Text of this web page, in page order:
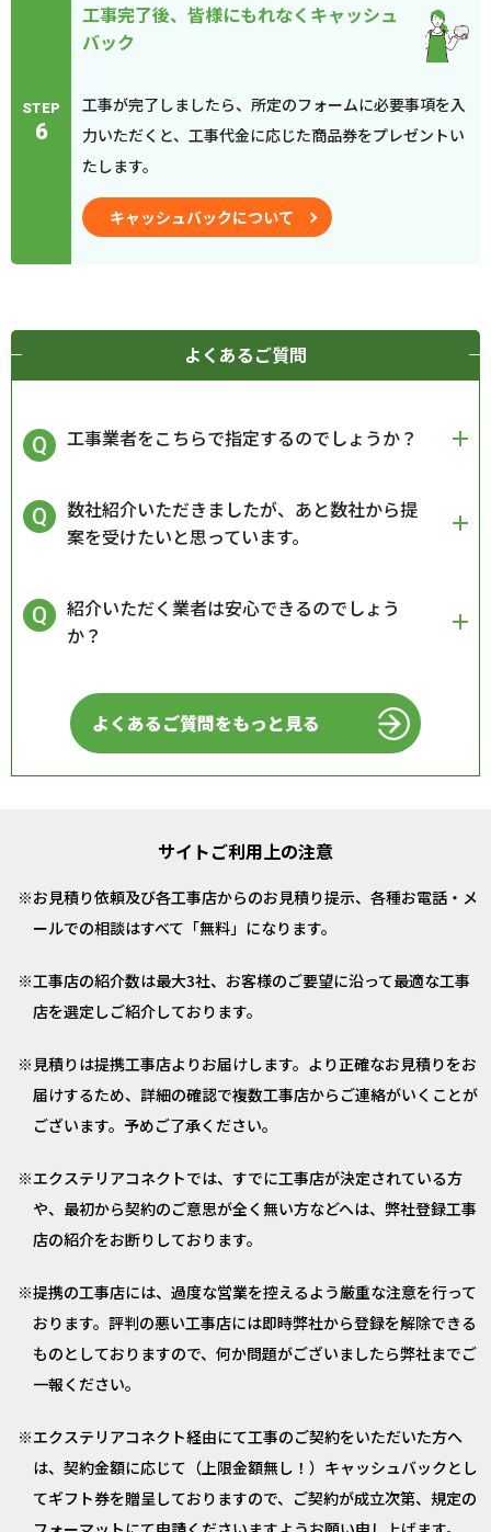
STEP
6
工事完了後、皆様にもれなくキャッシュ
バック
工事が完了しましたら、所定のフォームに必要事項を入
力いただくと、工事代金に応じた商品券をプレゼントい
たします。
キャッシュバックについて
よくあるご質問
工事業者をこちらで指定するのでしょうか？
数社紹介いただきましたが、あと数社から提
案を受けたいと思っています。
紹介いただく業者は安心できるのでしょう
か？
よくあるご質問をもっと見る
サイトご利用上の注意
お見積り依頼及び各工事店からのお見積り提示、各種お電話・メ
ールでの相談はすべて「無料」になります。
工事店の紹介数は最大3社、お客様のご要望に沿って最適な工事
店を選定しご紹介しております。
見積りは提携工事店よりお届けします。より正確なお見積りをお
届けするため、詳細の確認で複数工事店からご連絡がいくことが
ございます。予めご了承ください。
エクステリアコネクトでは、すでに工事店が決定されている方
や、最初から契約のご意思が全く無い方などへは、弊社登録工事
店の紹介をお断りしております。
提携の工事店には、過度な営業を控えるよう厳重な注意を行って
おります。評判の悪い工事店には即時弊社から登録を解除できる
ものとしておりますので、何か問題がございましたら弊社までご
一報ください。
エクステリアコネクト経由にて工事のご契約をいただいた方へ
は、契約金額に応じて（上限金額無し！）キャッシュバックとし
てギフト券を贈呈しておりますので、ご契約が成立次第、規定の